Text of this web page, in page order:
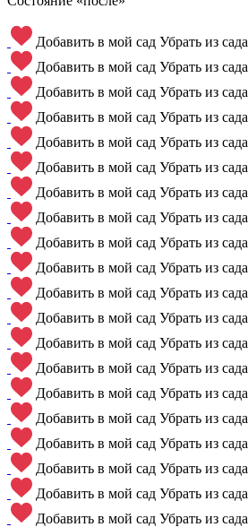
Добавить в мой сад Убрать из сада
Добавить в мой сад Убрать из сада
Добавить в мой сад Убрать из сада
Добавить в мой сад Убрать из сада
Добавить в мой сад Убрать из сада
Добавить в мой сад Убрать из сада
Добавить в мой сад Убрать из сада
Добавить в мой сад Убрать из сада
Добавить в мой сад Убрать из сада
Добавить в мой сад Убрать из сада
Добавить в мой сад Убрать из сада
Добавить в мой сад Убрать из сада
Добавить в мой сад Убрать из сада
Добавить в мой сад Убрать из сада
Добавить в мой сад Убрать из сада
Добавить в мой сад Убрать из сада
Добавить в мой сад Убрать из сада
Добавить в мой сад Убрать из сада
Добавить в мой сад Убрать из сада
Добавить в мой сад Убрать из сада